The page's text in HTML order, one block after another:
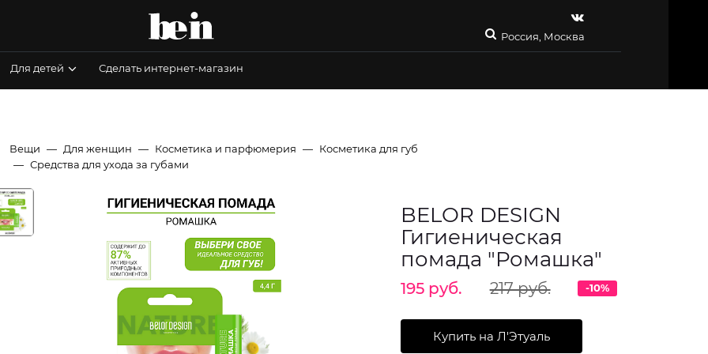
Россия, Москва
Для детей Сделать интернет-магазин
Вещи Для женщин Косметика и парфюмерия
Косметика для губ
Средства для ухода за губами
BELOR DESIGN
Гигиеническая
помада "Ромашка"
195 руб. 217 руб. -10%
Купить на Л'Этуаль